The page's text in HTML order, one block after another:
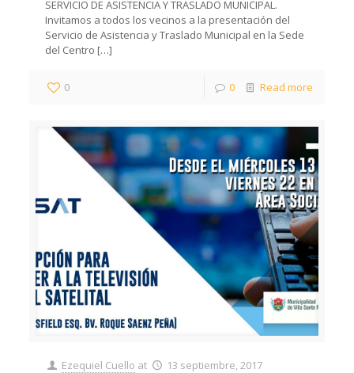
SERVICIO DE ASISTENCIA Y TRASLADO MUNICIPAL.
Invitamos a todos los vecinos a la presentación del
Servicio de Asistencia y Traslado Municipal en la Sede
del Centro […]
0 0 Read more
Ezequiel Cuello at 13 septiembre, 2017